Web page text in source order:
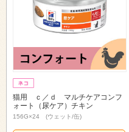
猫用 ｃ／ｄ マルチケアコンフ
ォート（尿ケア）チキン
156G×24 (ウェット/缶)